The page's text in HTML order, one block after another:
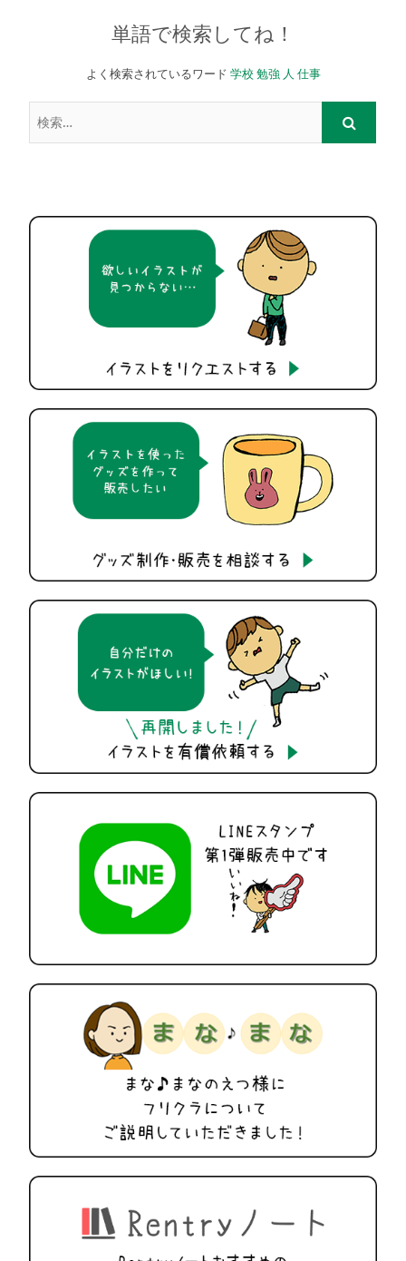
単語で検索してね！
よく検索されているワード 学校 勉強 人 仕事